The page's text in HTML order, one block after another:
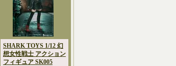
SHARK TOYS 1/12 幻
想女性戦士 アクション
フィギュア SK005